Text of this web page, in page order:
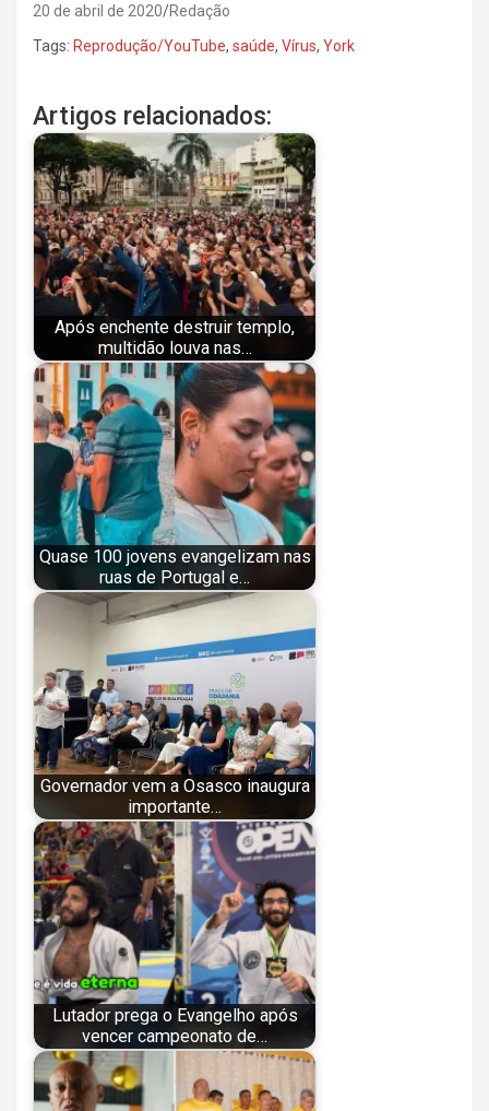
20 de abril de 2020 Redação
Tags: Reprodução/YouTube, saúde, Vírus, York
Artigos relacionados:
Após enchente destruir templo,
multidão louva nas…
Quase 100 jovens evangelizam nas
ruas de Portugal e…
Governador vem a Osasco inaugura
importante…
Lutador prega o Evangelho após
vencer campeonato de…